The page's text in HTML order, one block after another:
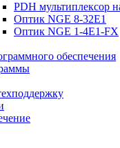
PDH мультиплексор
Оптик NGE 8-32E1
Оптик NGE 1-4E1-FX
обеспечения